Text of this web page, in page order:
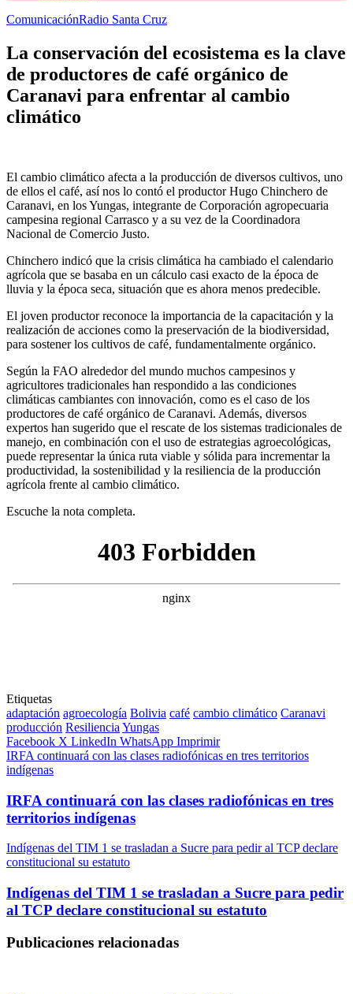
ComunicaciónRadio Santa Cruz
La conservación del ecosistema es la clave
de productores de café orgánico de
Caranavi para enfrentar al cambio
climático
El cambio climático afecta a la producción de diversos cultivos, uno
de ellos el café, así nos lo contó el productor Hugo Chinchero de
Caranavi, en los Yungas, integrante de Corporación agropecuaria
campesina regional Carrasco y a su vez de la Coordinadora
Nacional de Comercio Justo.
Chinchero indicó que la crisis climática ha cambiado el calendario
agrícola que se basaba en un cálculo casi exacto de la época de
lluvia y la época seca, situación que es ahora menos predecible.
El joven productor reconoce la importancia de la capacitación y la
realización de acciones como la preservación de la biodiversidad,
para sostener los cultivos de café, fundamentalmente orgánico.
Según la FAO alrededor del mundo muchos campesinos y
agricultores tradicionales han respondido a las condiciones
climáticas cambiantes con innovación, como es el caso de los
productores de café orgánico de Caranavi. Además, diversos
expertos han sugerido que el rescate de los sistemas tradicionales de
manejo, en combinación con el uso de estrategias agroecológicas,
puede representar la única ruta viable y sólida para incrementar la
productividad, la sostenibilidad y la resiliencia de la producción
agrícola frente al cambio climático.
Escuche la nota completa.
Etiquetas
adaptación agroecología Bolivia café cambio climático Caranavi
producción Resiliencia Yungas
Facebook X LinkedIn WhatsApp Imprimir
IRFA continuará con las clases radiofónicas en tres territorios
indígenas
IRFA continuará con las clases radiofónicas en tres
territorios indígenas
Indígenas del TIM 1 se trasladan a Sucre para pedir al TCP declare
constitucional su estatuto
Indígenas del TIM 1 se trasladan a Sucre para pedir
al TCP declare constitucional su estatuto
Publicaciones relacionadas